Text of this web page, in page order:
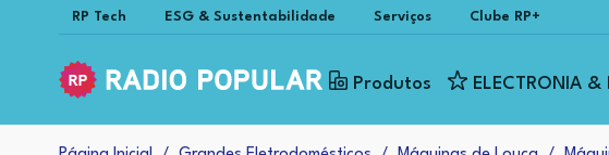
RP Tech ESG & Sustentabilidade Serviços Clube RP+
Produtos ELECTRONIA &